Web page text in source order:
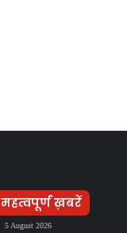
महत्वपूर्ण ख़बरें
5 August 2026